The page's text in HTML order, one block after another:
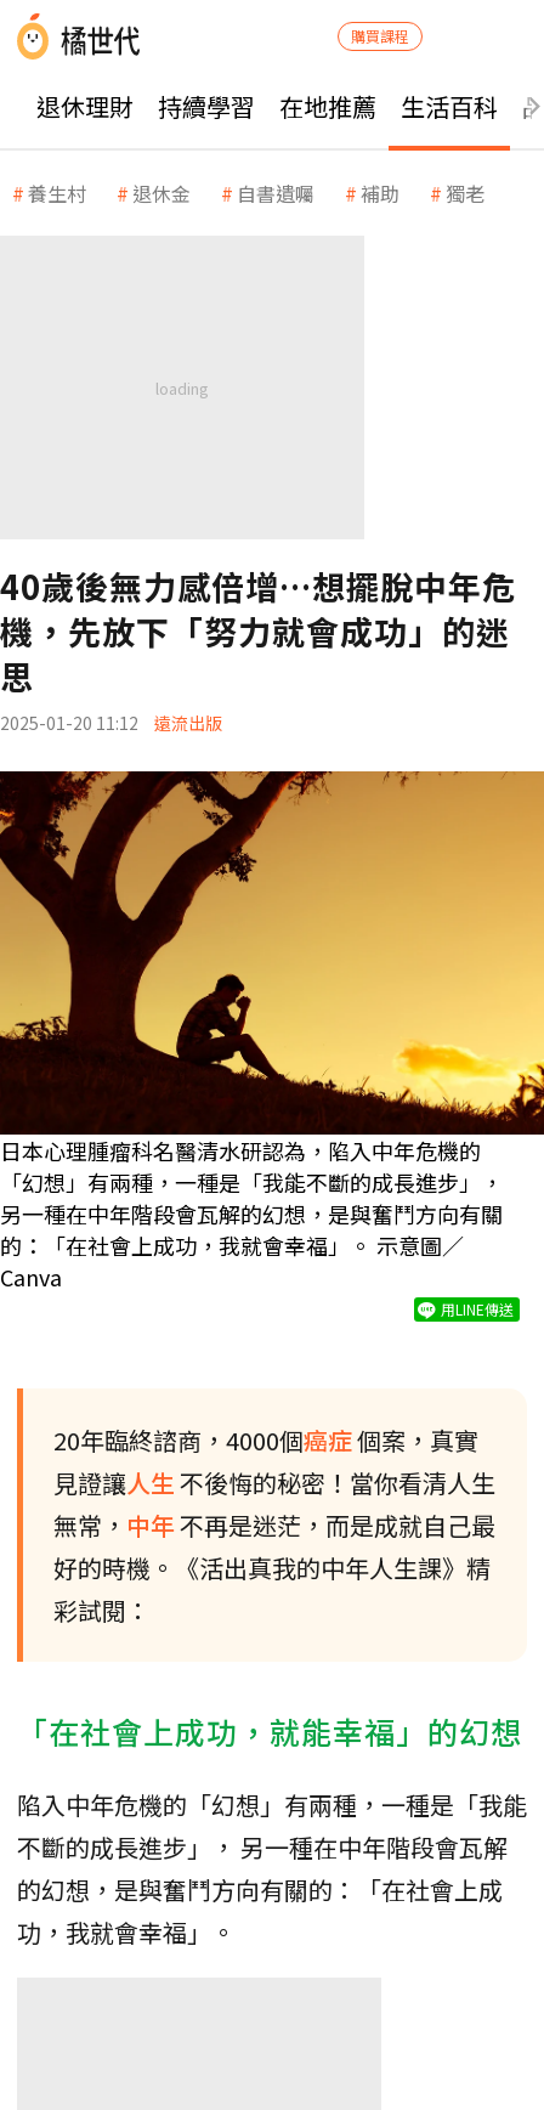
購買課程
退休理財 持續學習 在地推薦 生活百科
養生村 退休金 自書遺囑 補助 獨老
40歲後無力感倍增…想擺脫中年危
機，先放下「努力就會成功」的迷
思
2025-01-20 11:12 遠流出版
日本心理腫瘤科名醫清水研認為，陷入中年危機的
「幻想」有兩種，一種是「我能不斷的成長進步」，
另一種在中年階段會瓦解的幻想，是與奮鬥方向有關
的：「在社會上成功，我就會幸福」。 示意圖／
Canva
用LINE傳送
20年臨終諮商，4000個癌症個案，真實
見證讓人生不後悔的秘密！當你看清人生
無常， 中年不再是迷茫，而是成就自己最
好的時機。《活出真我的中年人生課》精
彩試閱：
「在社會上成功，就能幸福」的幻想
陷入中年危機的「幻想」有兩種，一種是「我能
不斷的成長進步」， 另一種在中年階段會瓦解
的幻想，是與奮鬥方向有關的：「在社會上成
功，我就會幸福」。